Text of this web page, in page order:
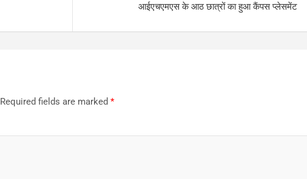
आईएचएमएस के आठ छात्रों का हुआ कैंपस प्लेसमेंट
Required fields are marked *